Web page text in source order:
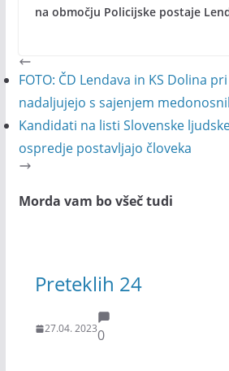
na območju Policijske postaje
FOTO: ČD Lendava in KS Dolina
nadaljujejo s sajenjem
Kandidati na listi Slovenske
ospredje postavljajo človeka
Morda vam bo všeč tudi
Preteklih 24
27.04. 20230